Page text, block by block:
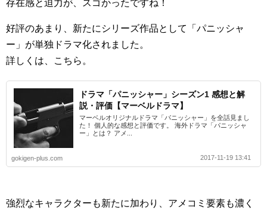
存在感と迫力が、スゴかったですね！
好評のあまり、新たにシリーズ作品として「パニッシャ
ー」が単独ドラマ化されました。
詳しくは、こちら。
ドラマ「パニッシャー」シーズン1 感想と解
説・評価【マーベルドラマ】
マーベルオリジナルドラマ「パニッシャー」を全話見まし
た！ 個人的な感想と評価です。 海外ドラマ「パニッシャ
ー」とは？ アメ...
gokigen-plus.com 2017-11-19 13:41
強烈なキャラクターも新たに加わり、アメコミ要素も濃く